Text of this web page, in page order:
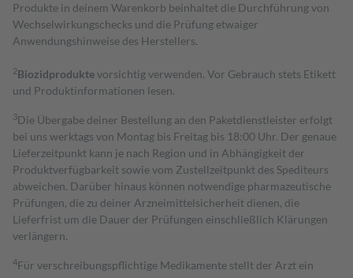
Produkte in deinem Warenkorb beinhaltet die Durchführung von
Wechselwirkungschecks und die Prüfung etwaiger
Anwendungshinweise des Herstellers.
2Biozidproduktevorsichtig verwenden. Vor Gebrauch stets Etikett
und Produktinformationen lesen.
3Die Übergabe deiner Bestellung an den Paketdienstleister erfolgt
bei uns werktags von Montag bis Freitag bis 18:00 Uhr. Der genaue
Lieferzeitpunkt kann je nach Region und in Abhängigkeit der
Produktverfügbarkeit sowie vom Zustellzeitpunkt des Spediteurs
abweichen. Darüber hinaus können notwendige pharmazeutische
Prüfungen, die zu deiner Arzneimittelsicherheit dienen, die
Lieferfrist um die Dauer der Prüfungen einschließlich Klärungen
verlängern.
4Für verschreibungspflichtige Medikamente stellt der Arzt ein